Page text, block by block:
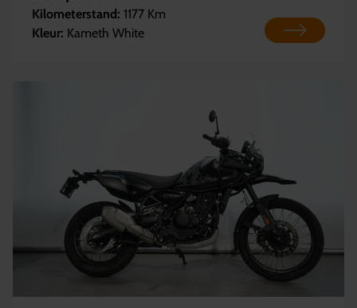
Kilometerstand: 1177 Km
Kleur: Kameth White